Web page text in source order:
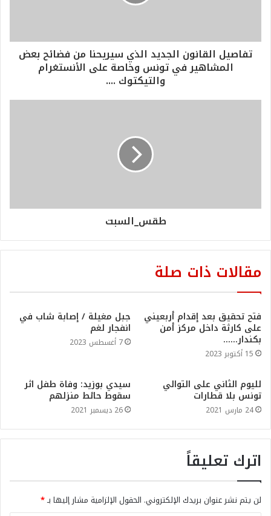
تفاصيل القانون الجديد الذي سيريحنا من فضائح بعض
المشاهير في تونس وخاصة على الأنستغرام
والتيكتوك ....
طقس_السبت
مقالات ذات صلة
فتح تحقيق بعد إقدام أربعيني
على كارثة داخل مركز أمن
بكندار……
15 أكتوبر 2023
جبل مغيلة / إصابة شاب في
انفجار لغم
7 أغسطس 2023
لليوم الثاني على التوالي
تونس بلا قطارات
24 مارس 2021
سيدي بوزيد: وفاة طفل اثر
سقوط حائط منزلهم
26 ديسمبر 2021
اترك تعليقاً
لن يتم نشر عنوان بريدك الإلكتروني. الحقول الإلزامية مشار إليها بـ*